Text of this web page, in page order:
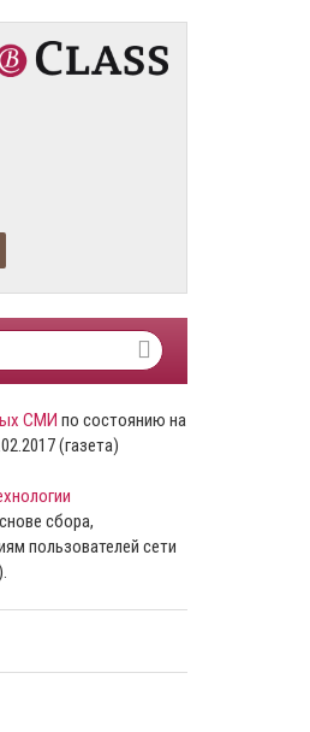
СМИ по состоянию на
(газета)
сбора,
пользователей сети